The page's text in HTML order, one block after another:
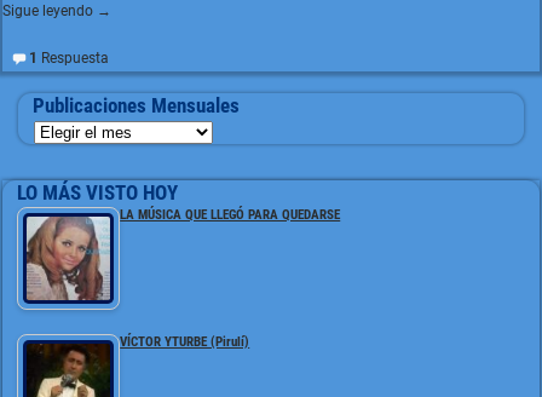
Sigue leyendo →
1 Respuesta
Publicaciones Mensuales
LO MÁS VISTO HOY
LA MÚSICA QUE LLEGÓ PARA QUEDARSE
VÍCTOR YTURBE (Pirulí)